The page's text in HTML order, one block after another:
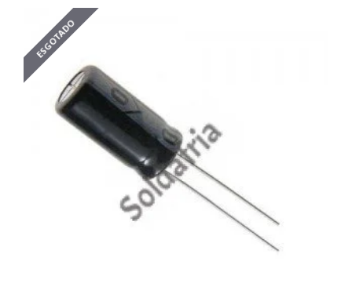
ESGOTADO